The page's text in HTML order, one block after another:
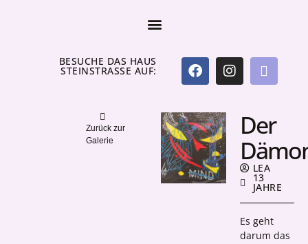
BESUCHE DAS HAUS
STEINSTRASSE AUF:
Zurück zur
Galerie
Der
LEA
13
JAHRE
Es geht
darum das